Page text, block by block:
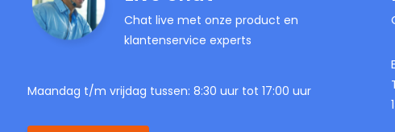
Chat live met onze product en
klantenservice experts
Maandag t/m vrijdag tussen: 8:30 uur tot 17:00 uur